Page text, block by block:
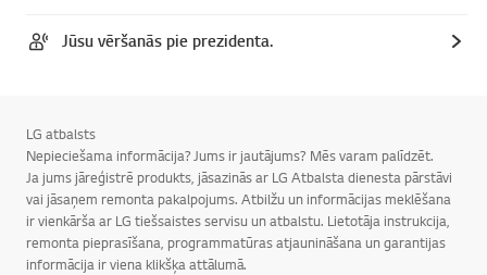
Jūsu vēršanās pie prezidenta.
LG atbalsts
Nepieciešama informācija? Jums ir jautājums? Mēs varam palīdzēt.
Ja jums jāreģistrē produkts, jāsazinās ar LG Atbalsta dienesta pārstāvi
vai jāsaņem remonta pakalpojums. Atbilžu un informācijas meklēšana
ir vienkārša ar LG tiešsaistes servisu un atbalstu. Lietotāja instrukcija,
remonta pieprasīšana, programmatūras atjaunināšana un garantijas
informācija ir viena klikšķa attālumā.